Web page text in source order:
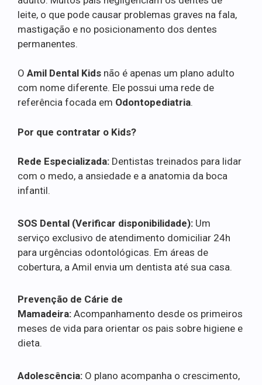
leite, o que pode causar problemas graves na fala,
mastigação e no posicionamento dos dentes
permanentes.
O Amil Dental Kids não é apenas um plano adulto
com nome diferente. Ele possui uma rede de
referência focada em Odontopediatria.
Por que contratar o Kids?
Rede Especializada: Dentistas treinados para lidar
com o medo, a ansiedade e a anatomia da boca
infantil.
SOS Dental (Verificar disponibilidade): Um
serviço exclusivo de atendimento domiciliar 24h
para urgências odontológicas. Em áreas de
cobertura, a Amil envia um dentista até sua casa.
Prevenção de Cárie de
Mamadeira: Acompanhamento desde os primeiros
meses de vida para orientar os pais sobre higiene e
dieta.
Adolescência: O plano acompanha o crescimento,